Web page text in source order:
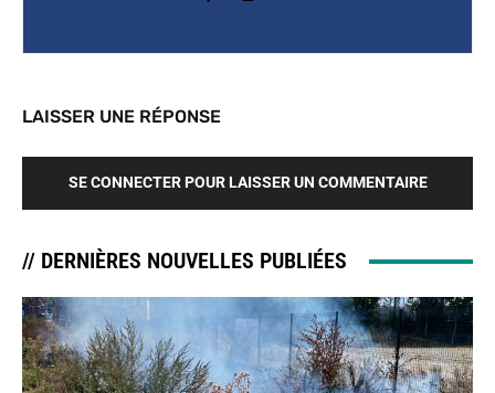
LAISSER UNE RÉPONSE
SE CONNECTER POUR LAISSER UN COMMENTAIRE
// DERNIÈRES NOUVELLES PUBLIÉES